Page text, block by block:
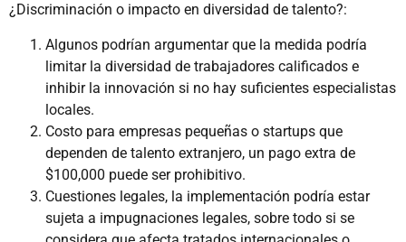
¿Discriminación o impacto en diversidad de talento?:
Algunos podrían argumentar que la medida podría
limitar la diversidad de trabajadores calificados e
inhibir la innovación si no hay suficientes especialistas
locales.
Costo para empresas pequeñas o startups que
dependen de talento extranjero, un pago extra de
$100,000 puede ser prohibitivo.
Cuestiones legales, la implementación podría estar
sujeta a impugnaciones legales, sobre todo si se